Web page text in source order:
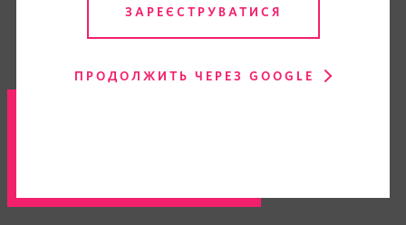
ЗАРЕЄСТРУВАТИСЯ
ПРОДОЛЖИТЬ ЧЕРЕЗ GOOGLE